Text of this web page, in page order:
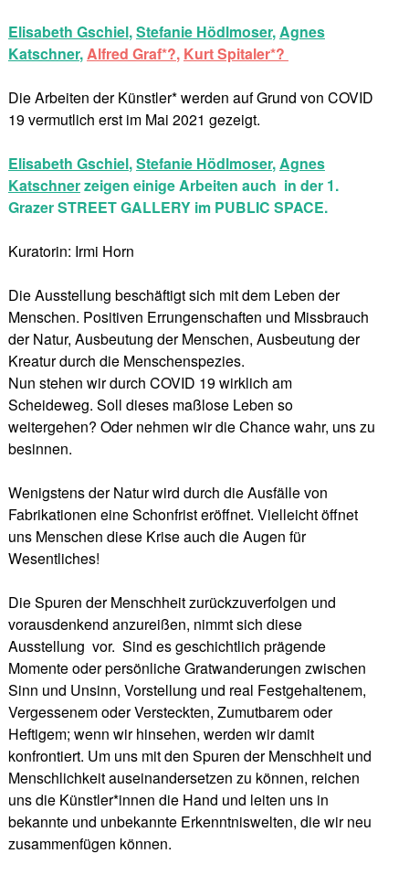
Elisabeth Gschiel,Stefanie Hödlmoser,Agnes
Katschner,Alfred Graf*?, Kurt Spitaler*?
Die Arbeiten der Künstler* werden auf Grund von COVID
19 vermutlich erst im Mai 2021 gezeigt.
Elisabeth Gschiel,Stefanie Hödlmoser,Agnes
Katschnerzeigen einige Arbeiten auch in der 1.
Grazer STREET GALLERY im PUBLIC SPACE.
Kuratorin: Irmi Horn
Die Ausstellung beschäftigt sich mit dem Leben der
Menschen. Positiven Errungenschaften und Missbrauch
der Natur, Ausbeutung der Menschen, Ausbeutung der
Kreatur durch die Menschenspezies.
Nun stehen wir durch COVID 19 wirklich am
Scheideweg. Soll dieses maßlose Leben so
weitergehen? Oder nehmen wir die Chance wahr, uns zu
besinnen.
Wenigstens der Natur wird durch die Ausfälle von
Fabrikationen eine Schonfrist eröffnet. Vielleicht öffnet
uns Menschen diese Krise auch die Augen für
Wesentliches!
Die Spuren der Menschheit zurückzuverfolgen und
vorausdenkend anzureißen, nimmt sich diese
Ausstellung vor. Sind es geschichtlich prägende
Momente oder persönliche Gratwanderungen zwischen
Sinn und Unsinn, Vorstellung und real Festgehaltenem,
Vergessenem oder Versteckten, Zumutbarem oder
Heftigem; wenn wir hinsehen, werden wir damit
konfrontiert. Um uns mit den Spuren der Menschheit und
Menschlichkeit auseinandersetzen zu können, reichen
uns die Künstler*innen die Hand und leiten uns in
bekannte und unbekannte Erkenntniswelten, die wir neu
zusammenfügen können.